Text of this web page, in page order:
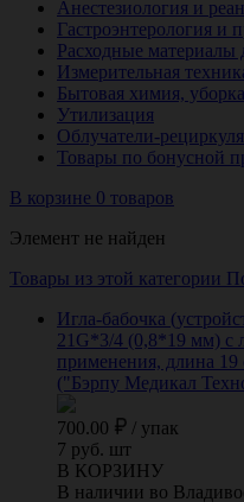
Анестезиология и
Гастроэнтерология и
Расходные материалы
Измерительная
Бытовая химия,
Утилизация
Облучатели-
Товары по бонусной
В корзине 0 товаров
Элемент не найден
Товары из этой категории
Игла-бабочка
21G*3/4 (0,8*19 мм) с
применения, длина
("Бэрпу Медикал
700.00 / упак
7 руб. шт
В КОРЗИНУ
В наличии во